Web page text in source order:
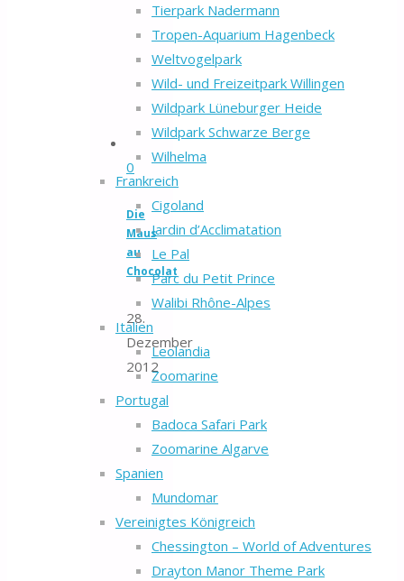
Tierpark Nadermann
Tropen-Aquarium Hagenbeck
Weltvogelpark
Wild- und Freizeitpark Willingen
Wildpark Lüneburger Heide
Wildpark Schwarze Berge
Wilhelma
Frankreich
Cigoland
Jardin d’Acclimatation
Le Pal
Parc du Petit Prince
Walibi Rhône-Alpes
Italien
Leolandia
Zoomarine
Portugal
Badoca Safari Park
Zoomarine Algarve
Spanien
Mundomar
Vereinigtes Königreich
Chessington – World of Adventures
Drayton Manor Theme Park
0
Die
Maus
au
Chocolat
28.
Dezember
2012